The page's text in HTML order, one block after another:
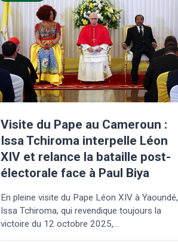
Visite du Pape au Cameroun :
Issa Tchiroma interpelle Léon
XIV et relance la bataille post-
électorale face à Paul Biya
En pleine visite du Pape Léon XIV à Yaoundé,
Issa Tchiroma, qui revendique toujours la
victoire du 12 octobre 2025,...